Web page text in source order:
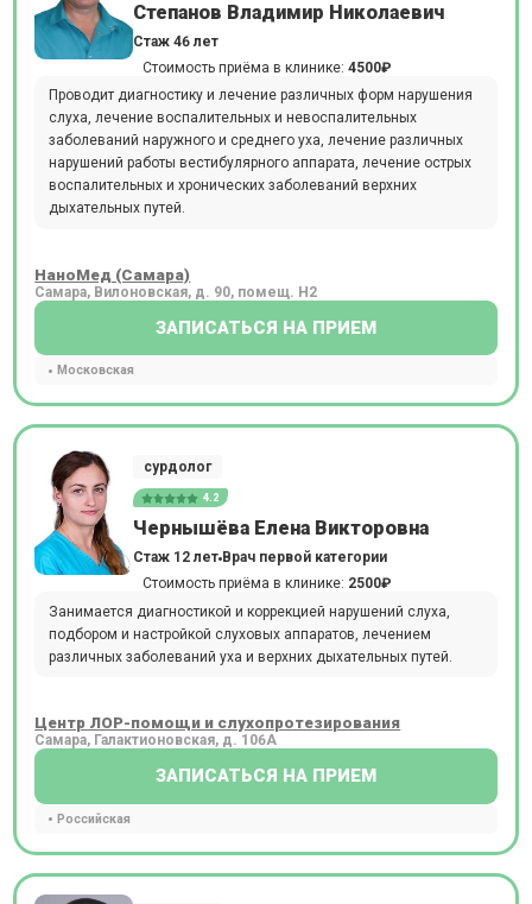
Степанов Владимир Николаевич
Стаж 46 лет
Стоимость приёма в клинике: 4500₽
Проводит диагностику и лечение различных форм нарушения
слуха, лечение воспалительных и невоспалительных
заболеваний наружного и среднего уха, лечение различных
нарушений работы вестибулярного аппарата, лечение острых
воспалительных и хронических заболеваний верхних
дыхательных путей.
НаноМед (Самара)
Самара, Вилоновская, д. 90, помещ. Н2
ЗАПИСАТЬСЯ НА ПРИЕМ
Московская
сурдолог
4.2
Чернышёва Елена Викторовна
Стаж 12 лет Врач первой категории
Стоимость приёма в клинике: 2500₽
Занимается диагностикой и коррекцией нарушений слуха,
подбором и настройкой слуховых аппаратов, лечением
различных заболеваний уха и верхних дыхательных путей.
Центр ЛОР-помощи и слухопротезирования
Самара, Галактионовская, д. 106А
ЗАПИСАТЬСЯ НА ПРИЕМ
Российская